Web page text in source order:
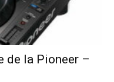
de la Pioneer –